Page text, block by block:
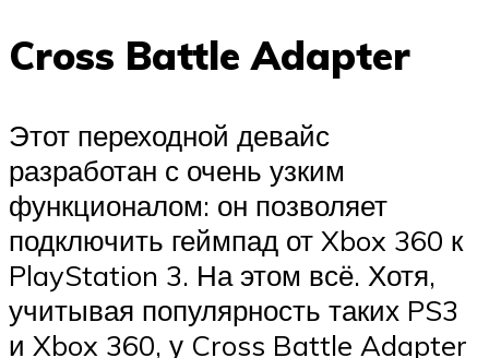
Cross Battle Adapter
Этот переходной девайс
разработан с очень узким
функционалом: он позволяет
подключить геймпад от Xbox 360 к
PlayStation 3. На этом всё. Хотя,
учитывая популярность таких PS3
и Xbox 360, у Cross Battle Adapter